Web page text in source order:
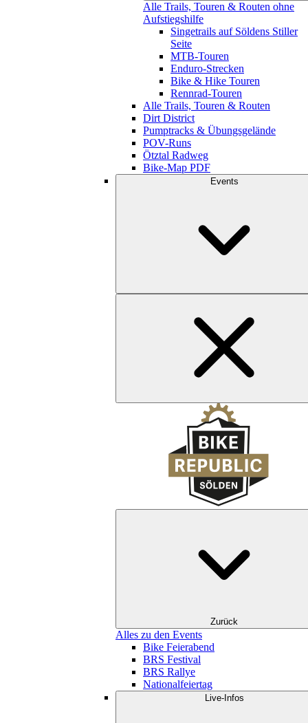
Alle Trails, Touren & Routen ohne
Aufstiegshilfe
Singetrails auf Söldens Stiller
Seite
MTB-Touren
Enduro-Strecken
Bike & Hike Touren
Rennrad-Touren
Alle Trails, Touren & Routen
Dirt District
Pumptracks & Übungsgelände
POV-Runs
Ötztal Radweg
Bike-Map PDF
Events
Zurück
Alles zu den Events
Bike Feierabend
BRS Festival
BRS Rallye
Nationalfeiertag
Live-Infos